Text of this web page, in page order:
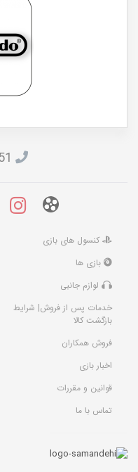
کنسول های بازی
بازی ها
لوازم جانبی
خدمات پس از فروش| شرایط
بازگشت کالا
فروش همکاران
اخبار بازی
قوانین و مقررات
تماس با ما